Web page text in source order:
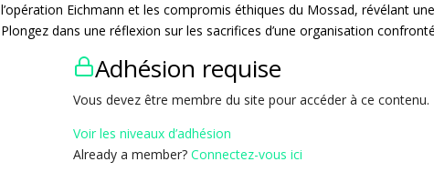
l’opération Eichmann et les compromis éthiques du Mossad, révélant
Plongez dans une réflexion sur les sacrifices d’une organisation
Adhésion requise
Vous devez être membre du site pour accéder à ce contenu.
Voir les niveaux d’adhésion
Already a member?Connectez-vous ici